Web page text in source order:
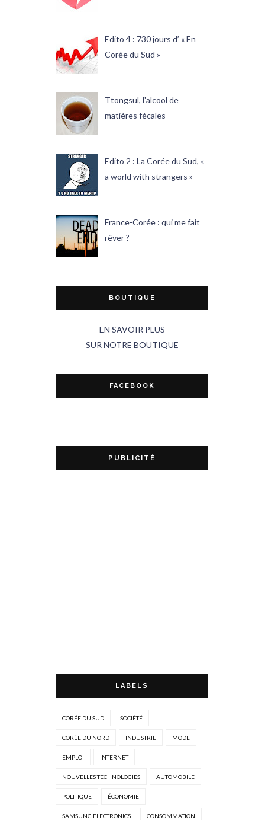
Edito 4 : 730 jours d’ « En
Corée du Sud »
Ttongsul, l'alcool de
matières fécales
Edito 2 : La Corée du Sud, «
a world with strangers »
France-Corée : qui me fait
rêver ?
BOUTIQUE
EN SAVOIR PLUS
SUR NOTRE BOUTIQUE
FACEBOOK
PUBLICITÉ
LABELS
CORÉE DU SUD SOCIÉTÉ
CORÉE DU NORD INDUSTRIE MODE
EMPLOI INTERNET
NOUVELLES TECHNOLOGIES AUTOMOBILE
POLITIQUE ÉCONOMIE
SAMSUNG ELECTRONICS CONSOMMATION